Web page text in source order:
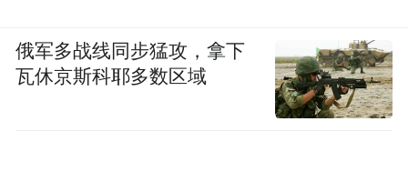
俄军多战线同步猛攻，拿下
瓦休京斯科耶多数区域